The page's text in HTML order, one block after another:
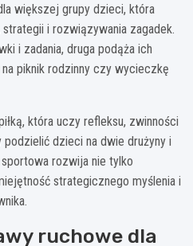
większej grupy dzieci, która
i rozwiązywania zagadek.
i zadania, druga podąża ich
piknik rodzinny czy wycieczkę
która uczy refleksu, zwinności
dzieci na dwie drużyny i
rozwija nie tylko
strategicznego myślenia i
ruchowe dla